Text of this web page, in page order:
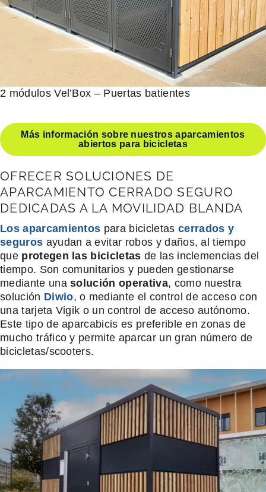
2 módulos Vel’Box – Puertas batientes
Más información sobre nuestros aparcamientos
abiertos para bicicletas
OFRECER SOLUCIONES DE
APARCAMIENTO CERRADO SEGURO
DEDICADAS A LA MOVILIDAD BLANDA
Los aparcamientos para bicicletas cerrados y
seguros ayudan a evitar robos y daños, al tiempo
queprotegen las bicicletas de las inclemencias del
tiempo. Son comunitarios y pueden gestionarse
mediante unasolución operativa, como nuestra
solución Diwio, o mediante el control de acceso con
una tarjeta Vigik o un control de acceso autónomo.
Este tipo de aparcabicis es preferible en zonas de
mucho tráfico y permite aparcar un gran número de
bicicletas/scooters.